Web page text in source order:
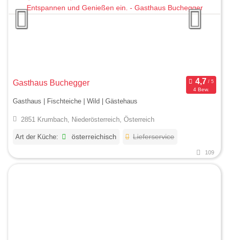
Gasthaus Buchegger
4 Bew.
Gasthaus | Fischteiche | Wild | Gästehaus
2851 Krumbach, Niederösterreich, Österreich
Art der Küche: österreichisch Lieferservice
109